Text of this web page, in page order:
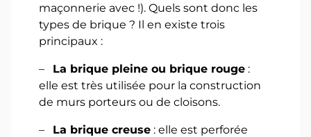
maçonnerie avec !). Quels sont donc les
types de brique ? Il en existe trois
principaux :
– La brique pleine ou brique rouge :
elle est très utilisée pour la construction
de murs porteurs ou de cloisons.
– La brique creuse : elle est perforée